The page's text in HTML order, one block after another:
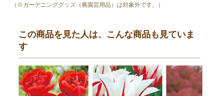
（※ガーデニンググッズ（農園芸用品）は対象外です。）
この商品を見た人は、こんな商品も見ていま
す